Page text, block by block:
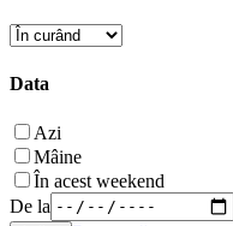
Data
Azi
Mâine
În acest weekend
De la